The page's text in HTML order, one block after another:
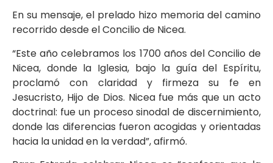
En su mensaje, el prelado hizo memoria del camino
recorrido desde el Concilio de Nicea.
“Este año celebramos los 1700 años del Concilio de
Nicea, donde la Iglesia, bajo la guía del Espíritu,
proclamó con claridad y firmeza su fe en
Jesucristo, Hijo de Dios. Nicea fue más que un acto
doctrinal: fue un proceso sinodal de discernimiento,
donde las diferencias fueron acogidas y orientadas
hacia la unidad en la verdad”, afirmó.